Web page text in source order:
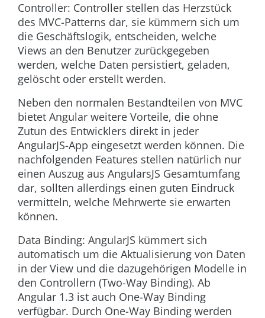
Controller: Controller stellen das Herzstück
des MVC-Patterns dar, sie kümmern sich um
die Geschäftslogik, entscheiden, welche
Views an den Benutzer zurückgegeben
werden, welche Daten persistiert, geladen,
gelöscht oder erstellt werden.
Neben den normalen Bestandteilen von MVC
bietet Angular weitere Vorteile, die ohne
Zutun des Entwicklers direkt in jeder
AngularJS-App eingesetzt werden können. Die
nachfolgenden Features stellen natürlich nur
einen Auszug aus AngularsJS Gesamtumfang
dar, sollten allerdings einen guten Eindruck
vermitteln, welche Mehrwerte sie erwarten
können.
Data Binding: AngularJS kümmert sich
automatisch um die Aktualisierung von Daten
in der View und die dazugehörigen Modelle in
den Controllern (Two-Way Binding). Ab
Angular 1.3 ist auch One-Way Binding
verfügbar. Durch One-Way Binding werden